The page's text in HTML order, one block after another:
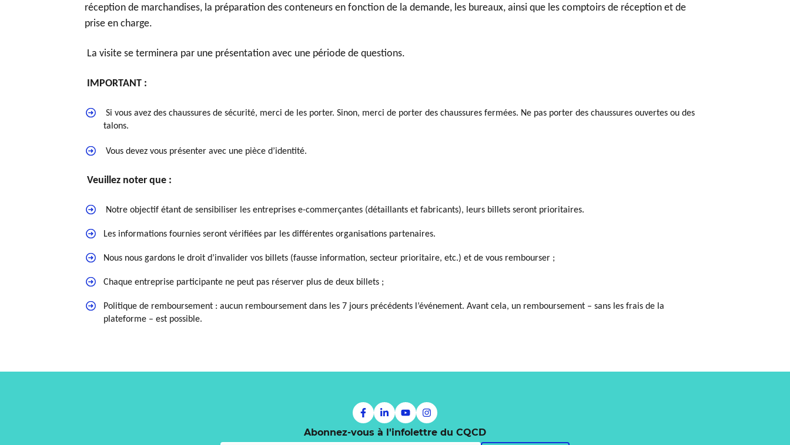
réception de marchandises, la préparation des conteneurs en fonction de la demande, les bureaux, ainsi que les comptoirs de réception et de
prise en charge.
La visite se terminera par une présentation avec une période de questions.
IMPORTANT :
Si vous avez des chaussures de sécurité, merci de les porter. Sinon, merci de porter des chaussures fermées. Ne pas porter des chaussures ouvertes ou des
talons.
Vous devez vous présenter avec une pièce d’identité.
Veuillez noter que :
Notre objectif étant de sensibiliser les entreprises e-commerçantes (détaillants et fabricants), leurs billets seront prioritaires.
Les informations fournies seront vérifiées par les différentes organisations partenaires.
Nous nous gardons le droit d’invalider vos billets (fausse information, secteur prioritaire, etc.) et de vous rembourser ;
Chaque entreprise participante ne peut pas réserver plus de deux billets ;
Politique de remboursement : aucun remboursement dans les 7 jours précédents l’événement. Avant cela, un remboursement – sans les frais de la
plateforme – est possible.
Abonnez-vous à l'infolettre du CQCD